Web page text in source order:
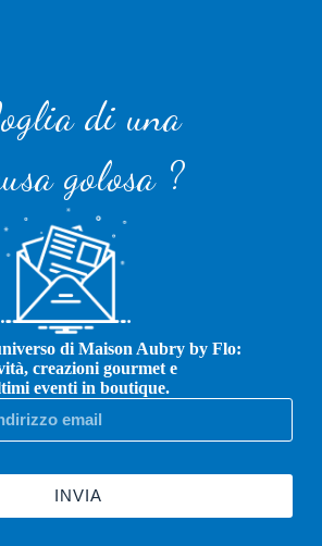
di una
golosa ?
di Maison Aubry by Flo:
creazioni gourmet e
eventi in boutique.
INVIA